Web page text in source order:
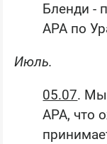
Бленди -
АРА по
Июль.
05.07. Мы
АРА, что